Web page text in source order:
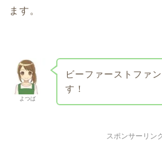
ます。
よつば
ビーファーストファ
す！
スポンサーリン